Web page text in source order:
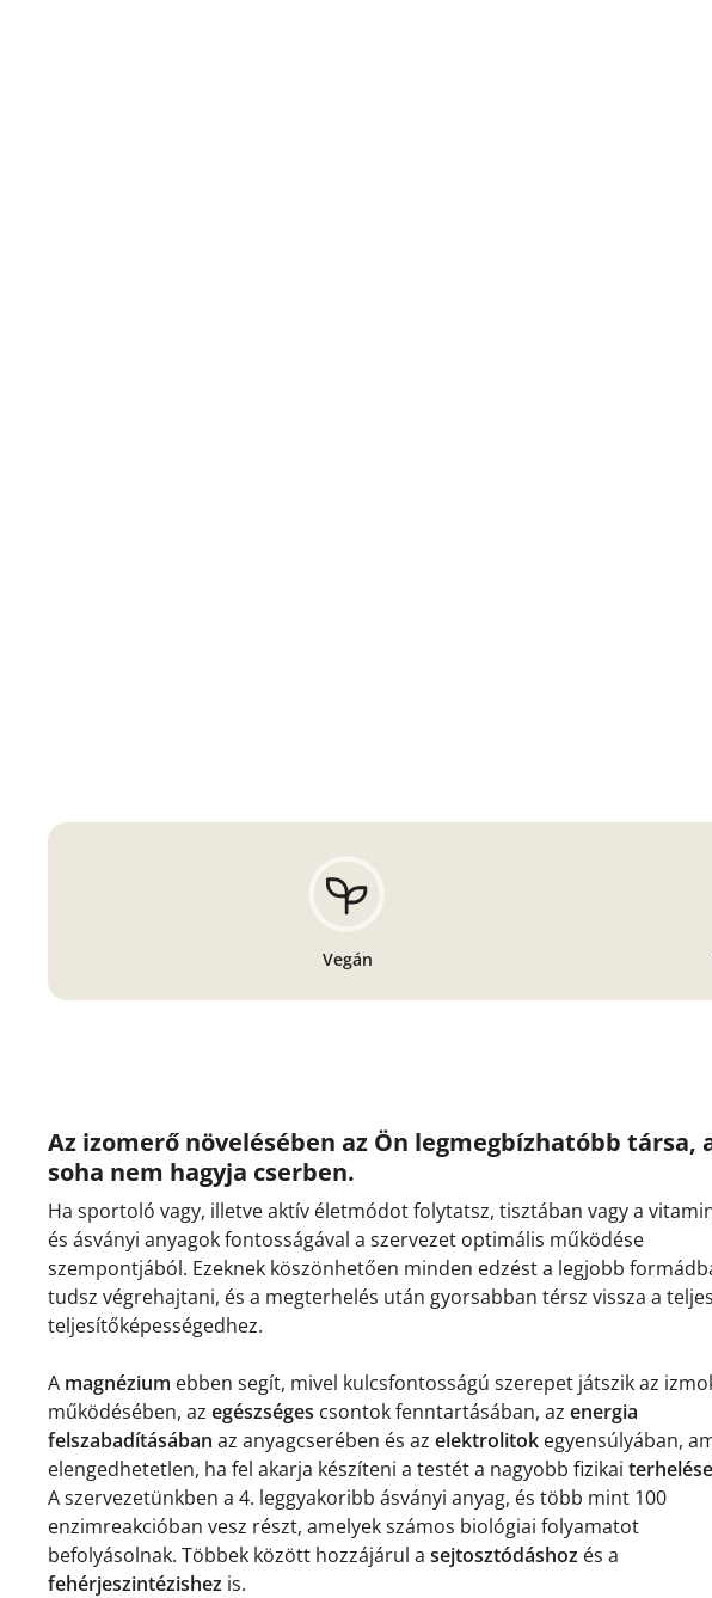
Vegán
Az izomerő növelésében az Ön legmegbízhatóbb társa,
soha nem hagyja cserben.
Ha sportoló vagy, illetve aktív életmódot folytatsz, tisztában vagy a
és ásványi anyagok fontosságával a szervezet optimális működése
szempontjából. Ezeknek köszönhetően minden edzést a legjobb
tudsz végrehajtani, és a megterhelés után gyorsabban térsz vissza a teljes
teljesítőképességedhez.
A magnézium ebben segít, mivel kulcsfontosságú szerepet játszik az
működésében, az egészséges csontok fenntartásában, az energia
felszabadításában az anyagcserében és az elektrolitok egyensúlyában,
elengedhetetlen, ha fel akarja készíteni a testét a nagyobb fizikai
A szervezetünkben a 4. leggyakoribb ásványi anyag, és több mint 100
enzimreakcióban vesz részt, amelyek számos biológiai folyamatot
befolyásolnak. Többek között hozzájárul a sejtosztódáshoz és a
fehérjeszintézishez is.